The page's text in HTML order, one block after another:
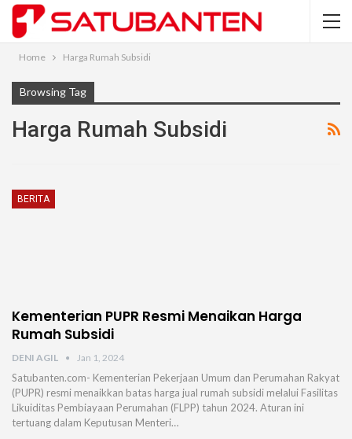
Home Harga Rumah Subsidi
Browsing Tag
Harga Rumah Subsidi
BERITA
Kementerian PUPR Resmi Menaikan Harga
Rumah Subsidi
DENI AGIL Jan 1, 2024
Satubanten.com- Kementerian Pekerjaan Umum dan Perumahan Rakyat
(PUPR) resmi menaikkan batas harga jual rumah subsidi melalui Fasilitas
Likuiditas Pembiayaan Perumahan (FLPP) tahun 2024. Aturan ini
tertuang dalam Keputusan Menteri…